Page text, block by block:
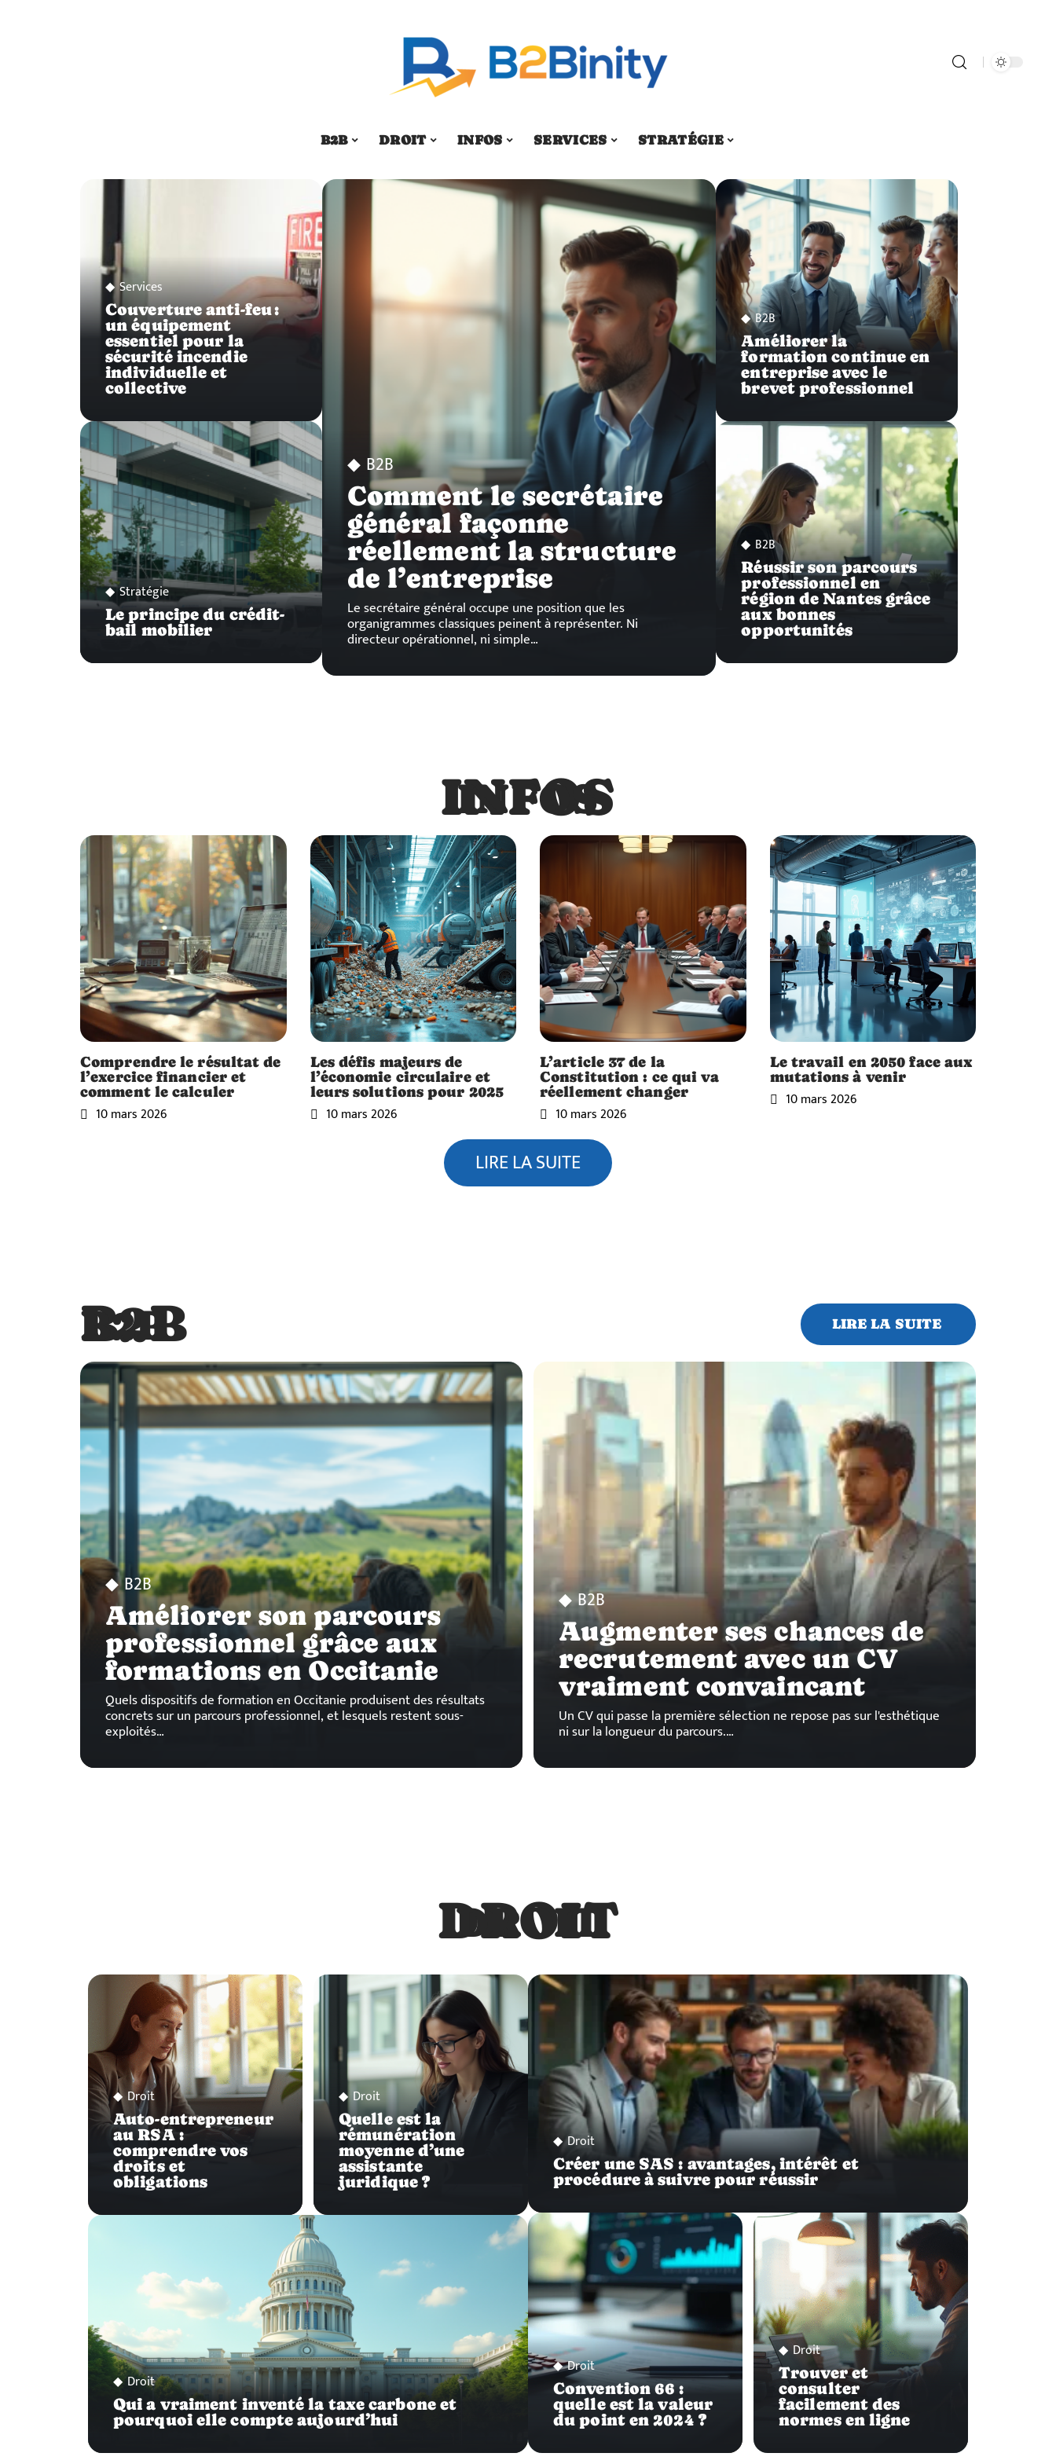
B2B DROIT INFOS SERVICES STRATÉGIE
Services
Couverture anti-feu :
un équipement
essentiel pour la
sécurité incendie
individuelle et
collective
Stratégie
Le principe du crédit-
bail mobilier
B2B
Comment le secrétaire
général façonne
réellement la structure
de l’entreprise
Le secrétaire général occupe une position que les
organigrammes classiques peinent à représenter. Ni
directeur opérationnel, ni simple…
B2B
Améliorer la
formation continue en
entreprise avec le
brevet professionnel
B2B
Réussir son parcours
professionnel en
région de Nantes grâce
aux bonnes
opportunités
INFOS
INFOS
Comprendre le résultat de
l’exercice financier et
comment le calculer
10 mars 2026
Les défis majeurs de
l’économie circulaire et
leurs solutions pour 2025
10 mars 2026
L’article 37 de la
Constitution : ce qui va
réellement changer
10 mars 2026
Le travail en 2050 face aux
mutations à venir
10 mars 2026
LIRE LA SUITE
B2B
B2B LIRE LA SUITE
B2B
Améliorer son parcours
professionnel grâce aux
formations en Occitanie
Quels dispositifs de formation en Occitanie produisent des résultats
concrets sur un parcours professionnel, et lesquels restent sous-
exploités…
B2B
Augmenter ses chances de
recrutement avec un CV
vraiment convaincant
Un CV qui passe la première sélection ne repose pas sur l'esthétique
ni sur la longueur du parcours.…
DROIT
DROIT
Droit
Auto-entrepreneur
au RSA :
comprendre vos
droits et
obligations
Droit
Quelle est la
rémunération
moyenne d’une
assistante
juridique ?
Droit
Qui a vraiment inventé la taxe carbone et
pourquoi elle compte aujourd’hui
Droit
Créer une SAS : avantages, intérêt et
procédure à suivre pour réussir
Droit
Convention 66 :
quelle est la valeur
du point en 2024 ?
Droit
Trouver et
consulter
facilement des
normes en ligne